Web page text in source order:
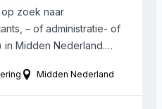
zoek naar
– of administratie- of
Midden Nederland.
Midden Nederland